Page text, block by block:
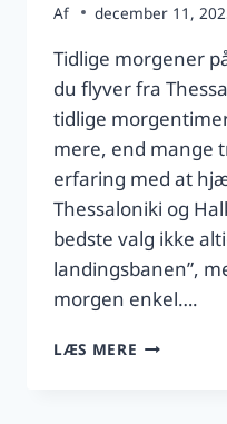
Af december 11,
Tidlige morgener
du flyver fra
tidlige
mere, end mange
erfaring med at
Thessaloniki og
bedste valg ikke
landingsbanen”,
morgen enkel….
LÆS MERE TIDLIGE